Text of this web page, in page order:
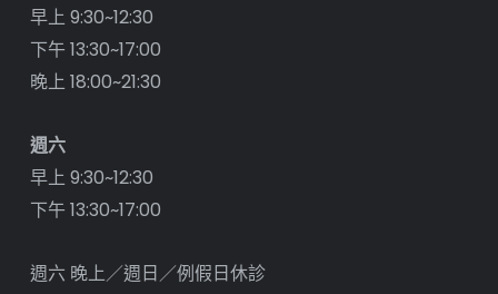
早上 9:30~12:30
下午 13:30~17:00
晚上 18:00~21:30
週六
早上 9:30~12:30
下午 13:30~17:00
週六 晚上／週日／例假日休診